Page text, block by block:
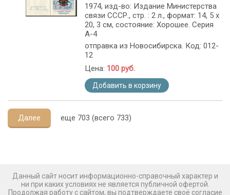
1974, изд-во: Издание Министерства
связи СССР., стр. : 2 л., формат: 14, 5 х
20, 3 см, состояние: Хорошее. Серия
А-4
отправка из Новосибирска. Код: 012-
12
Цена: 100 руб.
Добавить в корзину
Далее еще 703 (всего 733)
Данный сайт носит информационно-справочный характер и
ни при каких условиях не является публичной офертой.
Продолжая работу с сайтом, вы подтверждаете своё согласие